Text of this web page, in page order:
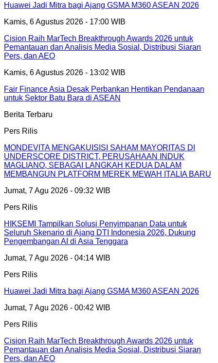
Huawei Jadi Mitra bagi Ajang GSMA M360 ASEAN 2026
Kamis, 6 Agustus 2026 - 17:00 WIB
Cision Raih MarTech Breakthrough Awards 2026 untuk
Pemantauan dan Analisis Media Sosial, Distribusi Siaran
Pers, dan AEO
Kamis, 6 Agustus 2026 - 13:02 WIB
Fair Finance Asia Desak Perbankan Hentikan Pendanaan
untuk Sektor Batu Bara di ASEAN
Berita Terbaru
Pers Rilis
MONDEVITA MENGAKUISISI SAHAM MAYORITAS DI
UNDERSCORE DISTRICT, PERUSAHAAN INDUK
MAGLIANO, SEBAGAI LANGKAH KEDUA DALAM
MEMBANGUN PLATFORM MEREK MEWAH ITALIA BARU
Jumat, 7 Agu 2026 - 09:32 WIB
Pers Rilis
HIKSEMI Tampilkan Solusi Penyimpanan Data untuk
Seluruh Skenario di Ajang DTI Indonesia 2026, Dukung
Pengembangan AI di Asia Tenggara
Jumat, 7 Agu 2026 - 04:14 WIB
Pers Rilis
Huawei Jadi Mitra bagi Ajang GSMA M360 ASEAN 2026
Jumat, 7 Agu 2026 - 00:42 WIB
Pers Rilis
Cision Raih MarTech Breakthrough Awards 2026 untuk
Pemantauan dan Analisis Media Sosial, Distribusi Siaran
Pers, dan AEO